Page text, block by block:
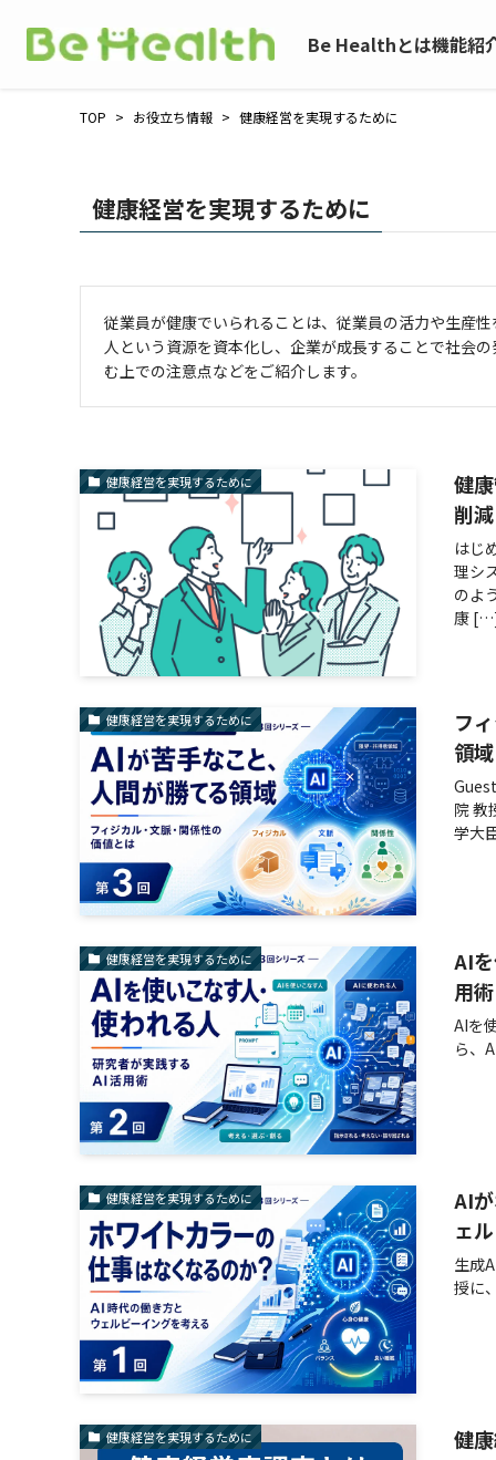
Be Healthとは機能紹
TOP > お役立ち情報 > 健康経営を実現するために
健康経営を実現するために
従業員が健康でいられることは、従業員の活力や生産
人という資源を資本化し、企業が成長することで社会
む上での注意点などをご紹介します。
健康経営を実現するために
健
削
はじ
理シ
のよ
康
健康経営を実現するために
フ
領
院 教
学大
健康経営を実現するために
AI
用術
AIを
ら、
健康経営を実現するために
AI
ェ
生成
授に
健康経営を実現するために 健